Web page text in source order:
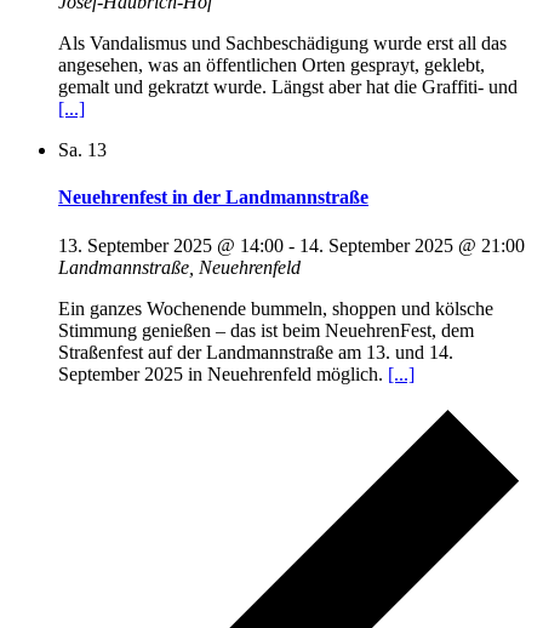
Als Vandalismus und Sachbeschädigung wurde erst all das
angesehen, was an öffentlichen Orten gesprayt, geklebt,
gemalt und gekratzt wurde. Längst aber hat die Graffiti- und
[...]
Sa. 13
Neuehrenfest in der Landmannstraße
13. September 2025 @ 14:00 - 14. September 2025 @ 21:00
Landmannstraße, Neuehrenfeld
Ein ganzes Wochenende bummeln, shoppen und kölsche
Stimmung genießen – das ist beim NeuehrenFest, dem
Straßenfest auf der Landmannstraße am 13. und 14.
September 2025 in Neuehrenfeld möglich. [...]